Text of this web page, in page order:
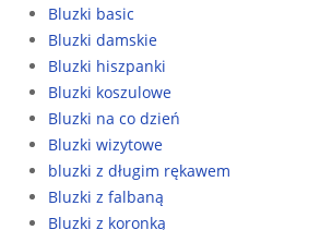
Bluzki basic
Bluzki damskie
Bluzki hiszpanki
Bluzki koszulowe
Bluzki na co dzień
Bluzki wizytowe
bluzki z długim rękawem
Bluzki z falbaną
Bluzki z koronką